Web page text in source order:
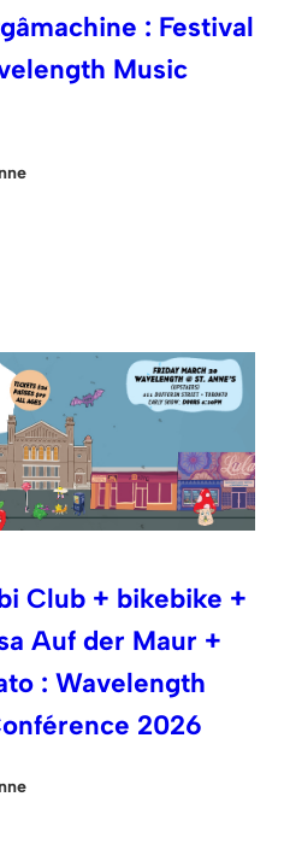
: Festival
Music
Club + bikebike +
Auf der Maur +
: Wavelength
2026